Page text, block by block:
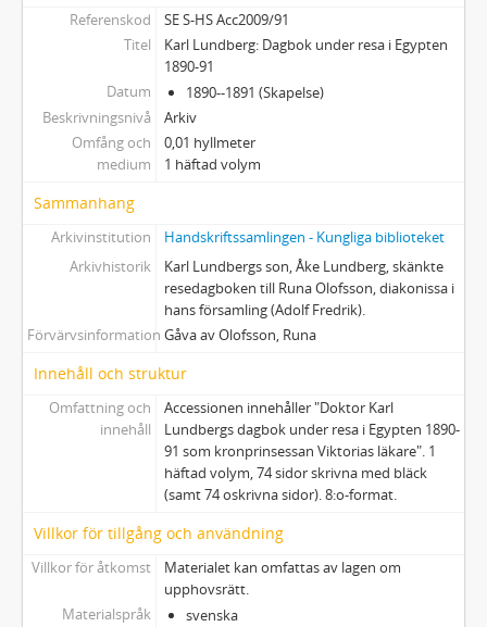
Referenskod
SE S-HS Acc2009/91
Titel
Karl Lundberg: Dagbok under resa i Egypten
1890-91
Datum
1890--1891 (Skapelse)
Beskrivningsnivå
Arkiv
Omfång och
medium
0,01 hyllmeter
1 häftad volym
Sammanhang
Arkivinstitution
Handskriftssamlingen - Kungliga biblioteket
Arkivhistorik
Karl Lundbergs son, Åke Lundberg, skänkte
resedagboken till Runa Olofsson, diakonissa i
hans församling (Adolf Fredrik).
Förvärvsinformation Gåva av Olofsson, Runa
Innehåll och struktur
Omfattning och
innehåll
Accessionen innehåller "Doktor Karl
Lundbergs dagbok under resa i Egypten 1890-
91 som kronprinsessan Viktorias läkare". 1
häftad volym, 74 sidor skrivna med bläck
(samt 74 oskrivna sidor). 8:o-format.
Villkor för tillgång och användning
Villkor för åtkomst
Materialet kan omfattas av lagen om
upphovsrätt.
Materialspråk
svenska